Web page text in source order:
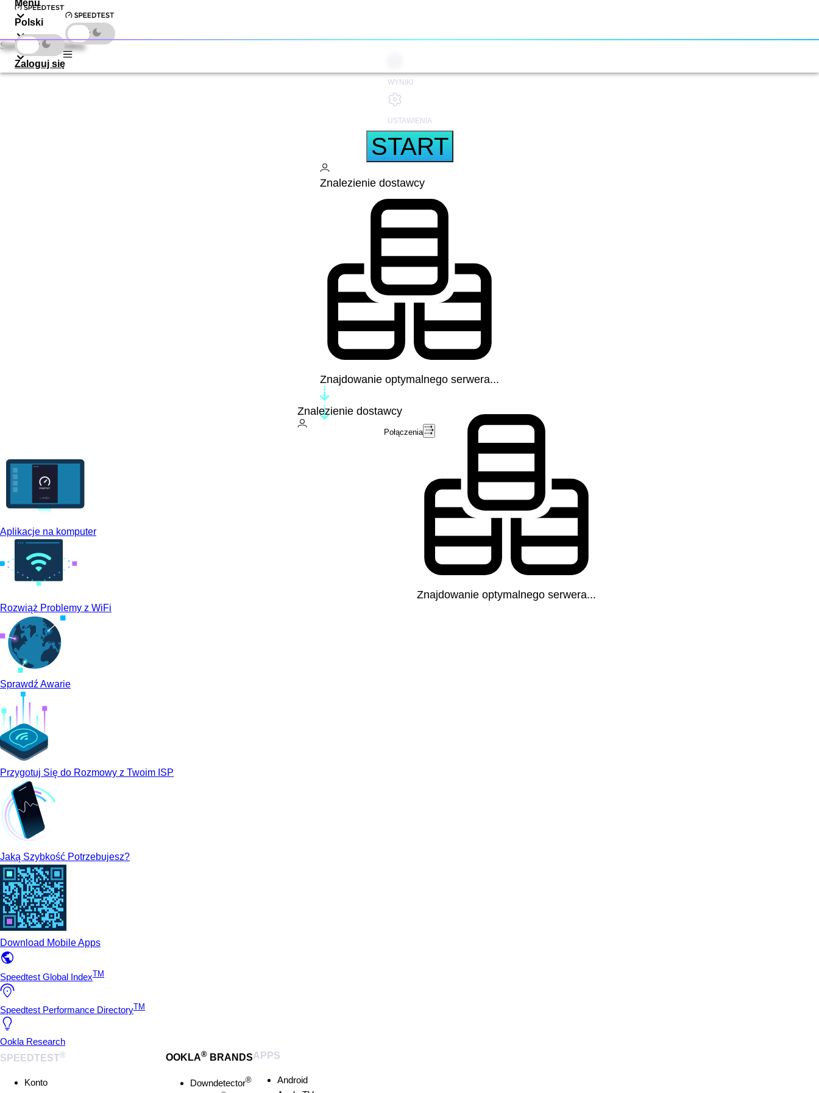
Menu
Polski
Pobieranie
Zaloguj się
Speedtest by Ookla
WYNIKI
USTAWIENIA
START
Znalezienie dostawcy
Znajdowanie optymalnego serwera...
Znalezienie dostawcy
Znajdowanie optymalnego serwera...
Połączenia
Aplikacje na komputer
Rozwiąż Problemy z WiFi
Sprawdź Awarie
Przygotuj Się do Rozmowy z Twoim ISP
Jaką Szybkość Potrzebujesz?
Download Mobile Apps
Speedtest Global Index TM
Speedtest Performance Directory TM
Ookla Research
SPEEDTEST®
Konto
OOKLA® BRANDS
Downdetector®
APPS
Android